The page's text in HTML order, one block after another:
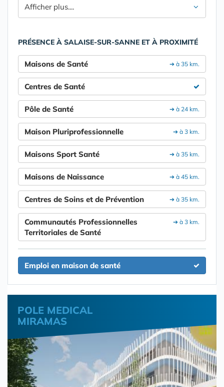
Afficher plus....
PRÉSENCE À SALAISE-SUR-SANNE ET À PROXIMITÉ
➔ à 35 km.
Maisons de Santé
Centres de Santé
➔ à 24 km.
Pôle de Santé
➔ à 3 km.
Maison Pluriprofessionnelle
➔ à 35 km.
Maisons Sport Santé
➔ à 45 km.
Maisons de Naissance
➔ à 35 km.
Centres de Soins et de Prévention
➔ à 3 km.
Communautés Professionnelles
Territoriales de Santé
Emploi en maison de santé
POLE MEDICAL
MIRAMAS